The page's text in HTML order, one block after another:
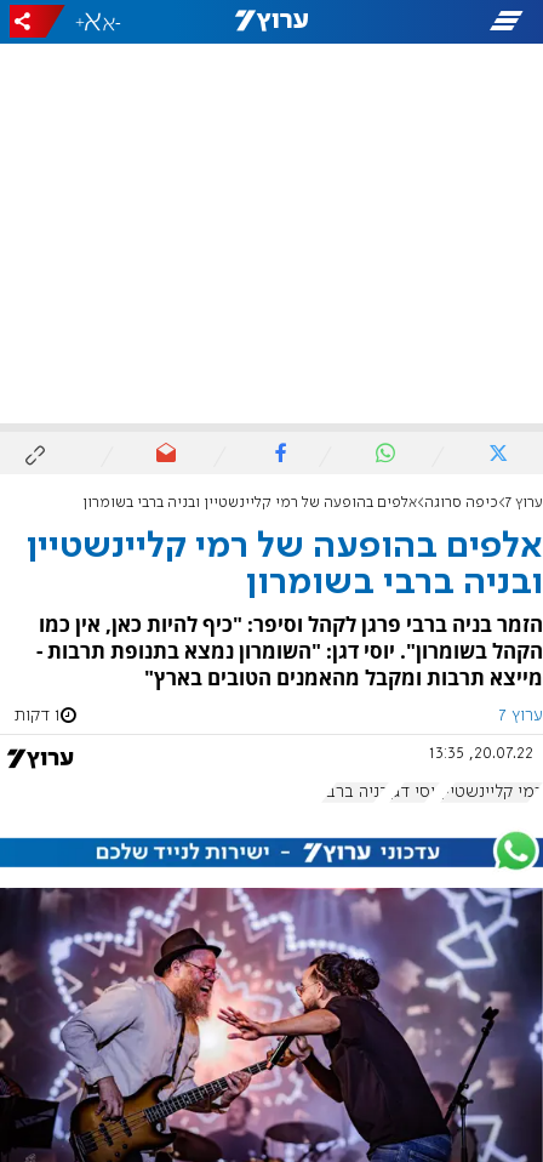
-
+
ערוץ 7 כיפה סרוגה אלפים בהופעה של רמי קליינשטיין ובניה ברבי בשומרון
אלפים בהופעה של רמי קליינשטיין
ובניה ברבי בשומרון
הזמר בניה ברבי פרגן לקהל וסיפר: "כיף להיות כאן, אין כמו
הקהל בשומרון". יוסי דגן: "השומרון נמצא בתנופת תרבות -
מייצא תרבות ומקבל מהאמנים הטובים בארץ"
ערוץ 7 1 דקות
20.07.22, 13:35
רמי קליינשטיין יוסי דגן בניה ברבי